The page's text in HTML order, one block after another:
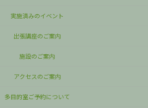
実施済みのイベント
出張講座のご案内
施設のご案内
アクセスのご案内
多目的室ご予約について